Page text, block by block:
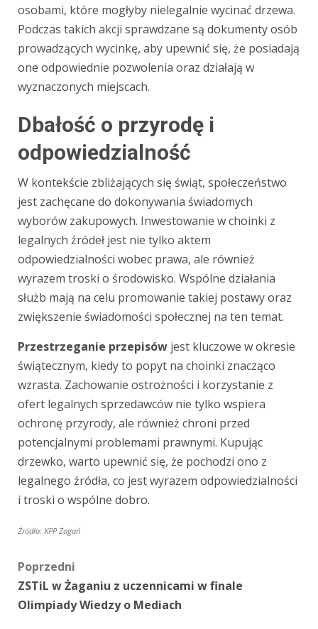
osobami, które mogłyby nielegalnie wycinać drzewa.
Podczas takich akcji sprawdzane są dokumenty osób
prowadzących wycinkę, aby upewnić się, że posiadają
one odpowiednie pozwolenia oraz działają w
wyznaczonych miejscach.
Dbałość o przyrodę i
odpowiedzialność
W kontekście zbliżających się świąt, społeczeństwo
jest zachęcane do dokonywania świadomych
wyborów zakupowych. Inwestowanie w choinki z
legalnych źródeł jest nie tylko aktem
odpowiedzialności wobec prawa, ale również
wyrazem troski o środowisko. Wspólne działania
służb mają na celu promowanie takiej postawy oraz
zwiększenie świadomości społecznej na ten temat.
Przestrzeganie przepisów jest kluczowe w okresie
świątecznym, kiedy to popyt na choinki znacząco
wzrasta. Zachowanie ostrożności i korzystanie z
ofert legalnych sprzedawców nie tylko wspiera
ochronę przyrody, ale również chroni przed
potencjalnymi problemami prawnymi. Kupując
drzewko, warto upewnić się, że pochodzi ono z
legalnego źródła, co jest wyrazem odpowiedzialności
i troski o wspólne dobro.
Źródło: KPP Żagań
Zobacz
wpisy
Poprzedni
ZSTiL w Żaganiu z uczennicami w finale
Olimpiady Wiedzy o Mediach